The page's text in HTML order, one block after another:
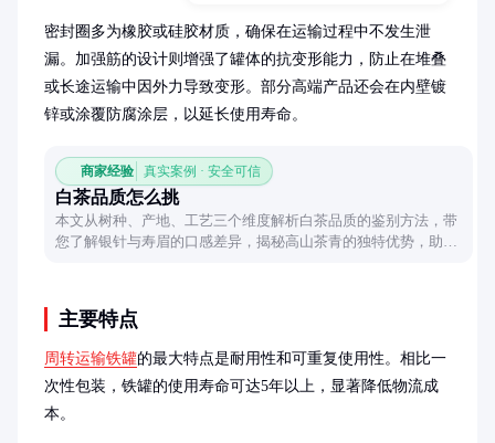
密封圈多为橡胶或硅胶材质，确保在运输过程中不发生泄
漏。加强筋的设计则增强了罐体的抗变形能力，防止在堆叠
或长途运输中因外力导致变形。部分高端产品还会在内壁镀
锌或涂覆防腐涂层，以延长使用寿命。
商家经验 真实案例 · 安全可信
白茶品质怎么挑
本文从树种、产地、工艺三个维度解析白茶品质的鉴别方法，带
您了解银针与寿眉的口感差异，揭秘高山茶青的独特优势，助您
主要特点
周转运输铁罐的最大特点是耐用性和可重复使用性。相比一
次性包装，铁罐的使用寿命可达5年以上，显著降低物流成
本。